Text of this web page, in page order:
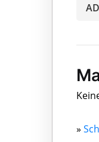
»